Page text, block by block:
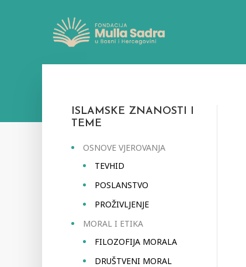
ISLAMSKE ZNANOSTI I
TEME
OSNOVE VJEROVANJA
TEVHID
POSLANSTVO
PROŽIVLJENJE
MORAL I ETIKA
FILOZOFIJA MORALA
DRUŠTVENI MORAL